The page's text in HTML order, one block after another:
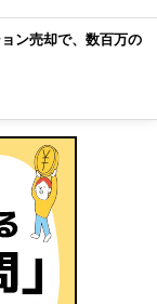
ン売却で、数百万の